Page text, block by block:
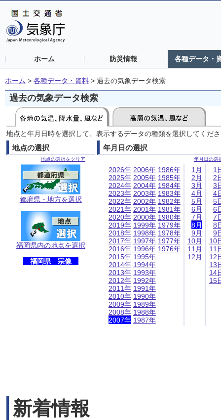
ホーム 防災情報 各種データ・
ホーム > 各種データ・資料 > 過去の気象データ検索
過去の気象データ検索
地点と年月日時を選択して、表示するデータの種類を選択してくだ
地点の選択
地点の選択をクリア
都府県・地方を選択
福岡県内の地点を選択
福岡県 宗像
年月日の選択
年月日の選
2026年
2025年
2024年
2023年
2022年
2021年
2020年
2019年
2018年
2017年
2016年
2015年
2014年
2013年
2012年
2011年
2010年
2009年
2008年
2007年
2006年
2005年
2004年
2003年
2002年
2001年
2000年
1999年
1998年
1997年
1996年
1995年
1994年
1993年
1992年
1991年
1990年
1989年
1988年
1987年
1986年
1985年
1984年
1983年
1982年
1981年
1980年
1979年
1978年
1977年
1976年
1月
2月
3月
4月
5月
6月
7月
8月
9月
10月
11月
12月
1
2
3
4
5
6
7
8
9
10
11
12
13
14
15
新着情報